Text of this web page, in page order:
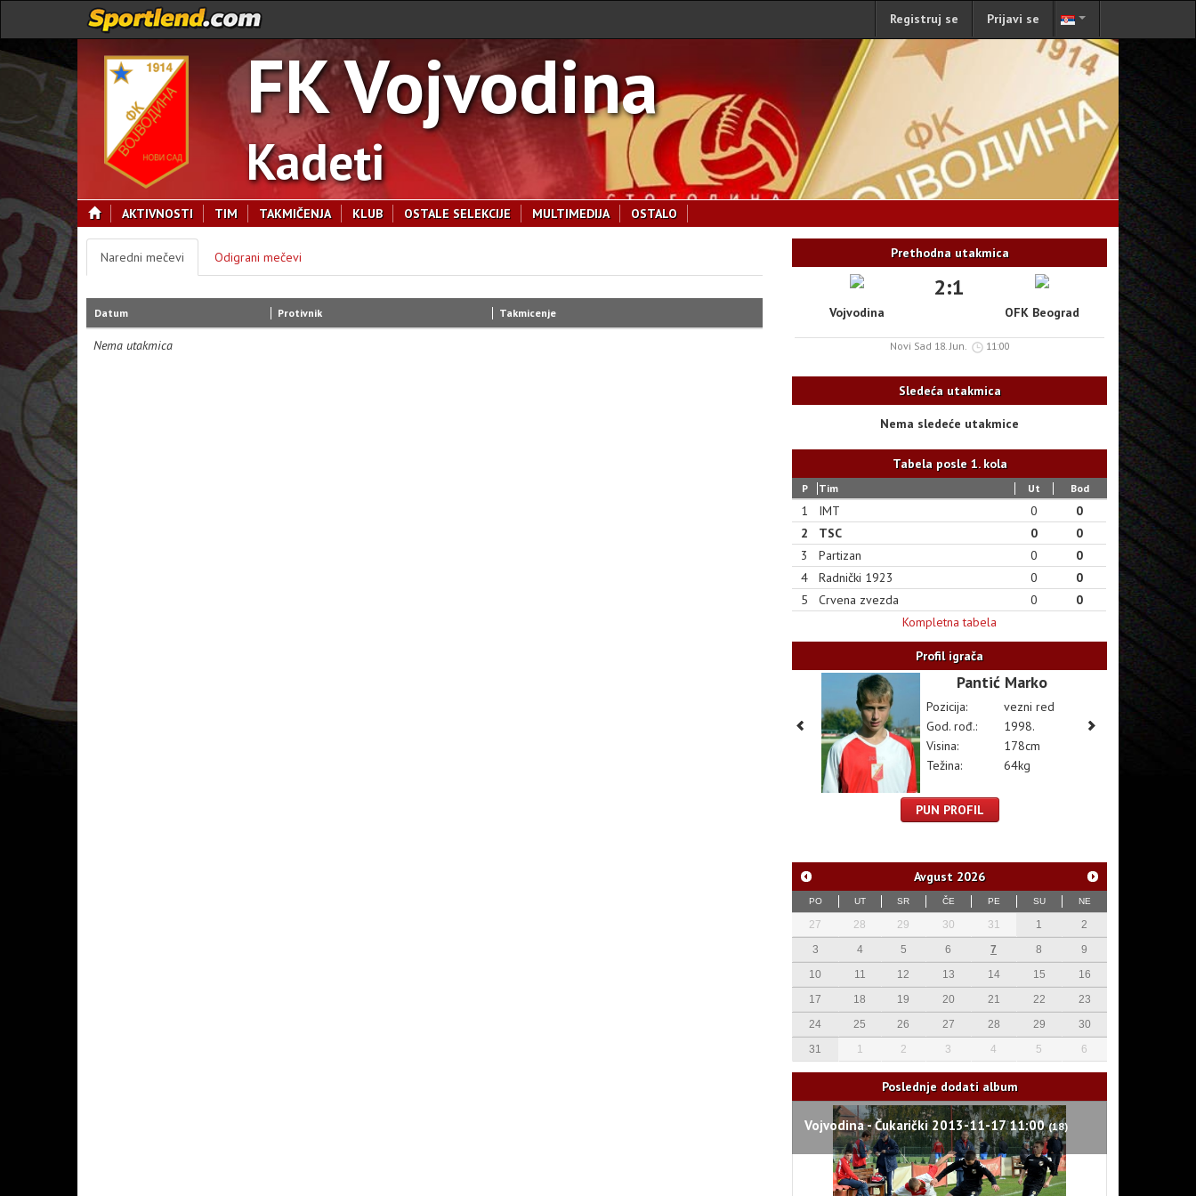
Registruj se Prijavi se
FK Vojvodina
Kadeti
AKTIVNOSTI TIM TAKMIČENJA KLUB OSTALE SELEKCIJE MULTIMEDIJA OSTALO
Naredni mečevi Odigrani mečevi
Datum Protivnik Takmicenje
Nema utakmica
Prethodna utakmica
2:1
Vojvodina OFK Beograd
Novi Sad 18. Jun. 11:00
Sledeća utakmica
Nema sledeće utakmice
Tabela posle 1. kola
P Tim Ut Bod
1 IMT 0
0
2
TSC 0
0
3
Partizan 0
0
4
Radnički 1923 0
0
5
Crvena zvezda 0
0
Kompletna tabela
Profil igrača
Pantić Marko
Pozicija:
vezni red
God. rođ.:
1998.
Visina:
178cm
Težina:
64kg
PUN PROFIL
Avgust 2026
PO UT SR ČE PE SU NE
27 28 29 30 31 1
2
3
4 5 6 7 8
9
10
11 12 13 14 15
16
17
18 19 20 21 22
23
24
25 26 27 28 29
30
31
1 2 3 4 5 6
Poslednje dodati album
Vojvodina - Čukarički 2013-11-17 11:00(18)